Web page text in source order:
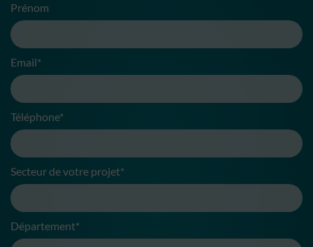
Prénom
Email*
Téléphone*
Secteur de votre projet*
Département*